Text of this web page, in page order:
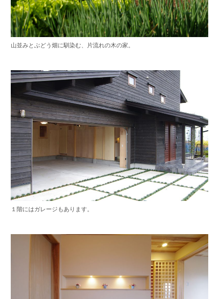
山並みとぶどう畑に馴染む、片流れの木の家。
１階にはガレージもあります。